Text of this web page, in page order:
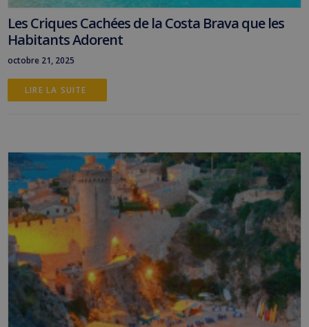
Les Criques Cachées de la Costa Brava que les
Habitants Adorent
octobre 21, 2025
LIRE LA SUITE